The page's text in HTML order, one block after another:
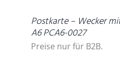
Postkarte – Wecker
A6 PCA6-0027
Preise nur für B2B.